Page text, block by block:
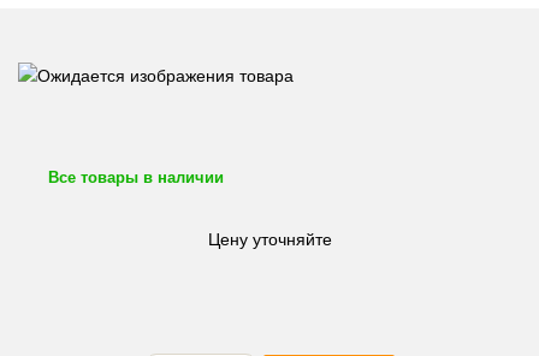
Все товары в наличии
Цену уточняйте